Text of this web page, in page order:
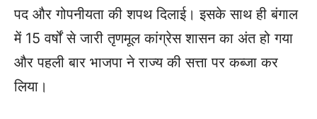
पद और गोपनीयता की शपथ दिलाई। इसके साथ ही बंगाल
में 15 वर्षों से जारी तृणमूल कांग्रेस शासन का अंत हो गया
और पहली बार भाजपा ने राज्य की सत्ता पर कब्जा कर
लिया।